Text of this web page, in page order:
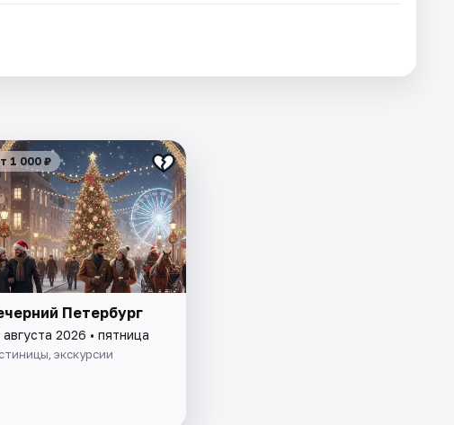
1 000 ₽
Петербург
августа 2026 • пятница
экскурсии